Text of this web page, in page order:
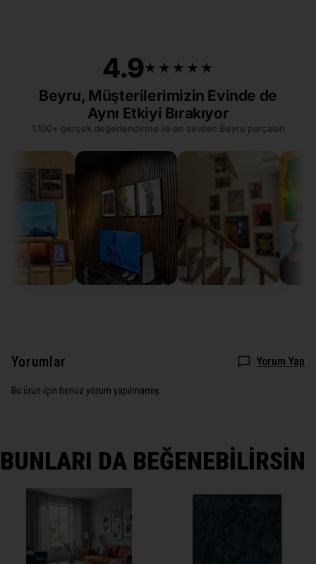
4.9★★★★★
★★★★★
Beyru, Müşterilerimizin Evinde de
Aynı Etkiyi Bırakıyor
1.100+ gerçek değerlendirme ile en sevilen Beyru parçaları
Yorumlar Yorum Yap
Bu ürün için henüz yorum yapılmamış.
BUNLARI DA BEĞENEBİLİRSİN